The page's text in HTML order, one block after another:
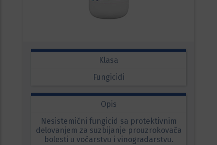
Klasa
Fungicidi
Opis
Nesistemični fungicid sa protektivnim
delovanjem za suzbijanje prouzrokovača
bolesti u voćarstvu i vinogradarstvu.